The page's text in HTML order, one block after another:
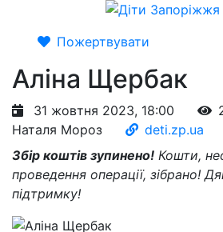
Пожертвувати
Аліна Щербак
31 жовтня 2023, 18:00
Наталя Мороз
deti.zp.ua
Збір коштів зупинено! Кошти,
проведення операції, зібрано!
підтримку!